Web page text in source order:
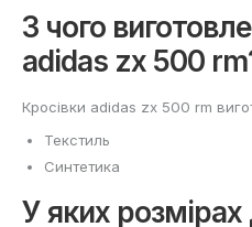
З чого
adidas zx 500
Кросівки adidas zx 500 rm
Текстиль
Синтетика
У яких розмірах